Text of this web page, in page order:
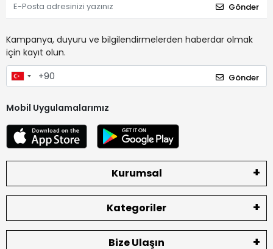
Gönder
Kampanya, duyuru ve bilgilendirmelerden haberdar olmak
için kayıt olun.
Gönder
Mobil Uygulamalarımız
Kurumsal
Kategoriler
Bize Ulaşın